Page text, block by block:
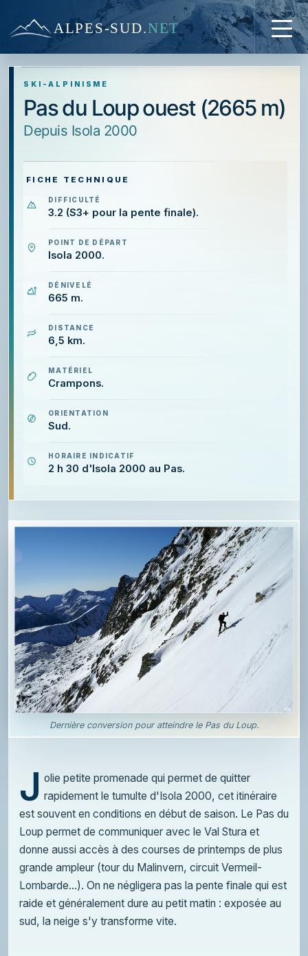
ALPES-SUD.NET
SKI-ALPINISME
Pas du Loup ouest (2665 m)
depuis Isola 2000
FICHE TECHNIQUE
DIFFICULTÉ
3.2 (S3+ pour la pente finale).
POINT DE DÉPART
Isola 2000.
DÉNIVELÉ
665 m.
DISTANCE
6,5 km.
MATÉRIEL
Crampons.
ORIENTATION
Sud.
HORAIRE INDICATIF
2 h 30 d'Isola 2000 au Pas.
Dernière conversion pour atteindre le Pas du Loup.
J olie petite promenade qui permet de quitter
rapidement le tumulte d'Isola 2000, cet itinéraire
est souvent en conditions en début de saison. Le Pas du
Loup permet de communiquer avec le Val Stura et
donne aussi accès à des courses de printemps de plus
grande ampleur (tour du Malinvern, circuit Vermeil-
Lombarde...). On ne négligera pas la pente finale qui est
raide et généralement dure au petit matin : exposée au
sud, la neige s'y transforme vite.